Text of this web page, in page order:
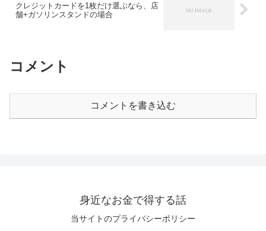
クレジットカードを1枚だけ選ぶなら、店
舗+ガソリンスタンドの場合
コメント
コメントを書き込む
身近なお金で得する話
当サイトのプライバシーポリシー